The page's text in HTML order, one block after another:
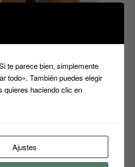
9.60€
EN
Essensity Schwarzkopf
1L: Reparación y Color
te parece bien, simplemente
todo». También puedes elegir
quieres haciendo clic en
Ajustes